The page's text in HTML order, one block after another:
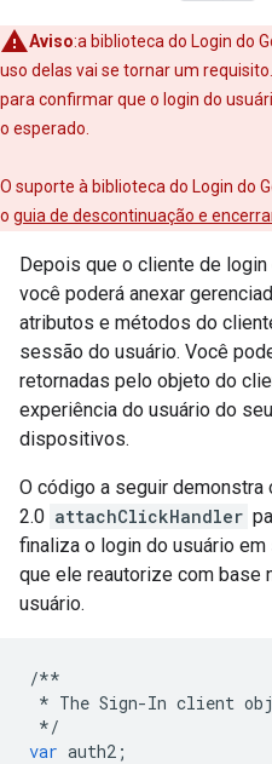
Aviso:a biblioteca do Login do
uso delas vai se tornar um requisito.
para confirmar que o login do
o esperado.
O suporte à biblioteca do Login do
o guia de descontinuação e
Depois que o cliente de
você poderá anexar
atributos e métodos do
sessão do usuário. Você
retornadas pelo objeto do
experiência do usuário do
dispositivos.
O código a seguir
2.0 attachClickHandler
finaliza o login do usuário
que ele reautorize com base
usuário.
/**
* The Sign-In client
*/
var auth2 ;